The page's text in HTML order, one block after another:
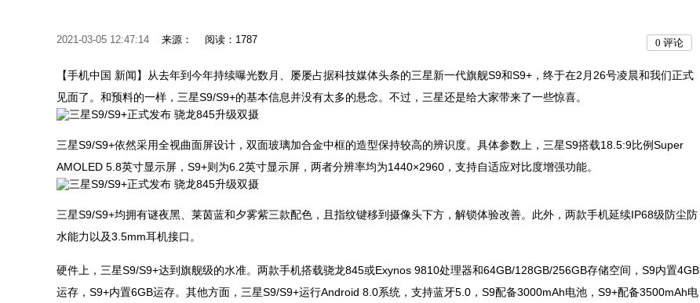
2021-03-05 12:47:14 来源： 阅读：1787 0 评论
【手机中国 新闻】从去年到今年持续曝光数月、屡屡占据科技媒体头条的三星新一代旗舰S9和S9+，终于在2月26号凌晨和我们正式
见面了。和预料的一样，三星S9/S9+的基本信息并没有太多的悬念。不过，三星还是给大家带来了一些惊喜。
三星S9/S9+依然采用全视曲面屏设计，双面玻璃加合金中框的造型保持较高的辨识度。具体参数上，三星S9搭载18.5:9比例Super
AMOLED 5.8英寸显示屏，S9+则为6.2英寸显示屏，两者分辨率均为1440×2960，支持自适应对比度增强功能。
三星S9/S9+均拥有谜夜黑、莱茵蓝和夕雾紫三款配色，且指纹键移到摄像头下方，解锁体验改善。此外，两款手机延续IP68级防尘防
水能力以及3.5mm耳机接口。
硬件上，三星S9/S9+达到旗舰级的水准。两款手机搭载骁龙845或Exynos 9810处理器和64GB/128GB/256GB存储空间，S9内置4GB
运存，S9+内置6GB运存。其他方面，三星S9/S9+运行Android 8.0系统，支持蓝牙5.0，S9配备3000mAh电池，S9+配备3500mAh电